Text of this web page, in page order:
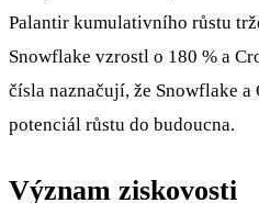
Palantir kumulativního růstu
Snowflake vzrostl o 180 % a
čísla naznačují, že Snowflake
potenciál růstu do budoucna.
Význam ziskovosti